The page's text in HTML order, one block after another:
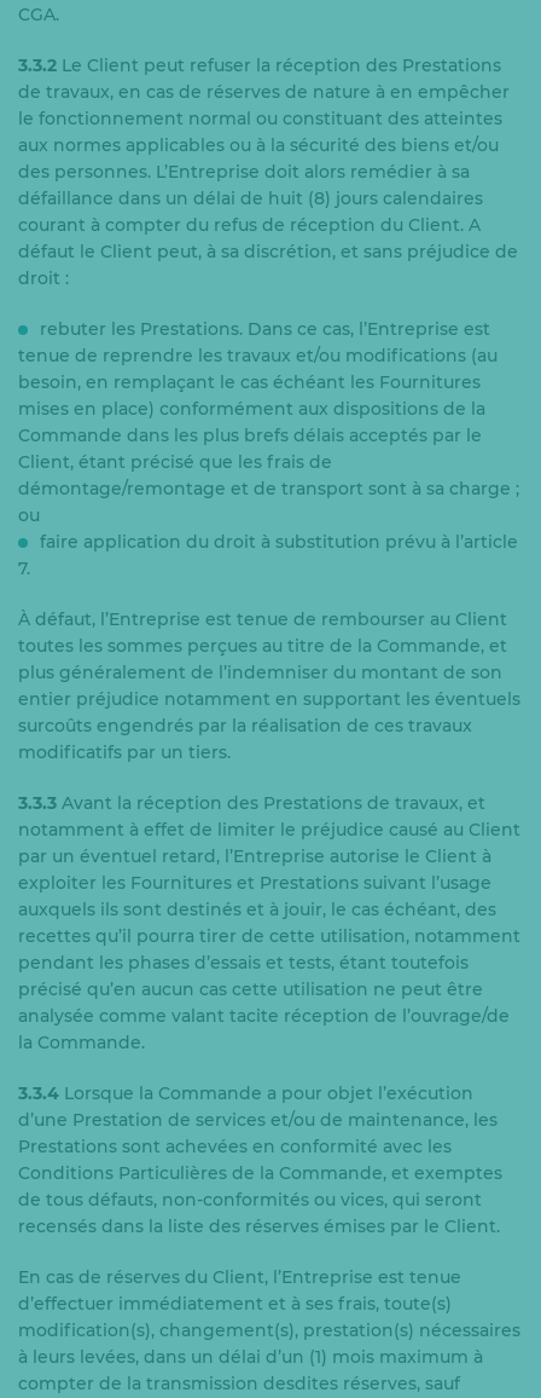
CGA.
3.3.2 Le Client peut refuser la réception des Prestations
de travaux, en cas de réserves de nature à en empêcher
le fonctionnement normal ou constituant des atteintes
aux normes applicables ou à la sécurité des biens et/ou
des personnes. L’Entreprise doit alors remédier à sa
défaillance dans un délai de huit (8) jours calendaires
courant à compter du refus de réception du Client. A
défaut le Client peut, à sa discrétion, et sans préjudice de
droit :
rebuter les Prestations. Dans ce cas, l’Entreprise est
tenue de reprendre les travaux et/ou modifications (au
besoin, en remplaçant le cas échéant les Fournitures
mises en place) conformément aux dispositions de la
Commande dans les plus brefs délais acceptés par le
Client, étant précisé que les frais de
démontage/remontage et de transport sont à sa charge ;
ou
faire application du droit à substitution prévu à l’article
7.
À défaut, l’Entreprise est tenue de rembourser au Client
toutes les sommes perçues au titre de la Commande, et
plus généralement de l’indemniser du montant de son
entier préjudice notamment en supportant les éventuels
surcoûts engendrés par la réalisation de ces travaux
modificatifs par un tiers.
3.3.3 Avant la réception des Prestations de travaux, et
notamment à effet de limiter le préjudice causé au Client
par un éventuel retard, l’Entreprise autorise le Client à
exploiter les Fournitures et Prestations suivant l’usage
auxquels ils sont destinés et à jouir, le cas échéant, des
recettes qu’il pourra tirer de cette utilisation, notamment
pendant les phases d’essais et tests, étant toutefois
précisé qu’en aucun cas cette utilisation ne peut être
analysée comme valant tacite réception de l’ouvrage/de
la Commande.
3.3.4 Lorsque la Commande a pour objet l’exécution
d’une Prestation de services et/ou de maintenance, les
Prestations sont achevées en conformité avec les
Conditions Particulières de la Commande, et exemptes
de tous défauts, non-conformités ou vices, qui seront
recensés dans la liste des réserves émises par le Client.
En cas de réserves du Client, l’Entreprise est tenue
d’effectuer immédiatement et à ses frais, toute(s)
modification(s), changement(s), prestation(s) nécessaires
à leurs levées, dans un délai d’un (1) mois maximum à
compter de la transmission desdites réserves, sauf